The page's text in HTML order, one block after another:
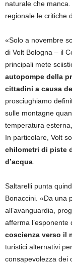
naturale che
regionale le critiche
«Solo a novembre
di Volt Bologna – il
principali mete
autopompe della
cittadini a causa
prosciughiamo
sulle montagne
temperatura
In particolare, Volt
chilometri di piste
d’acqua.
Saltarelli punta
Bonaccini. «Da una
all’avanguardia,
afferma l’esponente
coscienza verso il
turistici alternativi
consapevolezza dei